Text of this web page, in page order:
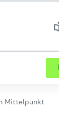
Mittelpunkt